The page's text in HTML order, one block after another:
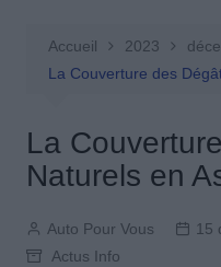
Accueil 2023
La Couverture des
La
Naturels en
Auto Pour Vous 15
Actus Info